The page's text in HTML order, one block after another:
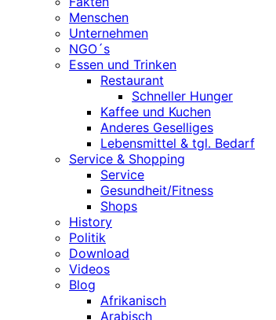
Menschen
Unternehmen
NGO´s
Essen und Trinken
Restaurant
Schneller Hunger
Kaffee und Kuchen
Anderes Geselliges
Lebensmittel & tgl. Bedarf
Service & Shopping
Service
Gesundheit/Fitness
Shops
History
Politik
Download
Videos
Blog
Afrikanisch
Arabisch